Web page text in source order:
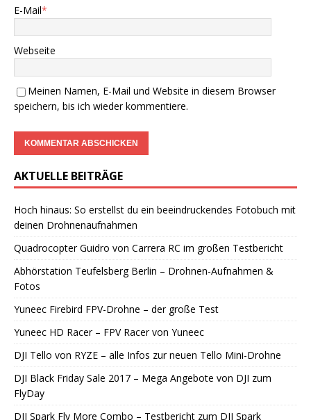
E-Mail*
Webseite
Meinen Namen, E-Mail und Website in diesem Browser
speichern, bis ich wieder kommentiere.
AKTUELLE BEITRÄGE
Hoch hinaus: So erstellst du ein beeindruckendes Fotobuch mit
deinen Drohnenaufnahmen
Quadrocopter Guidro von Carrera RC im großen Testbericht
Abhörstation Teufelsberg Berlin – Drohnen-Aufnahmen &
Fotos
Yuneec Firebird FPV-Drohne – der große Test
Yuneec HD Racer – FPV Racer von Yuneec
DJI Tello von RYZE – alle Infos zur neuen Tello Mini-Drohne
DJI Black Friday Sale 2017 – Mega Angebote von DJI zum
FlyDay
DJI Spark Fly More Combo – Testbericht zum DJI Spark